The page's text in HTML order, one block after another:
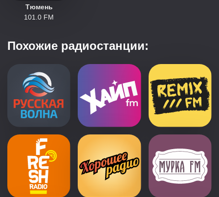
Тюмень
101.0 FM
Похожие радиостанции: